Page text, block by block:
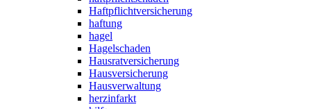
Haftpflichtversicherung
haftung
hagel
Hagelschaden
Hausratversicherung
Hausversicherung
Hausverwaltung
herzinfarkt